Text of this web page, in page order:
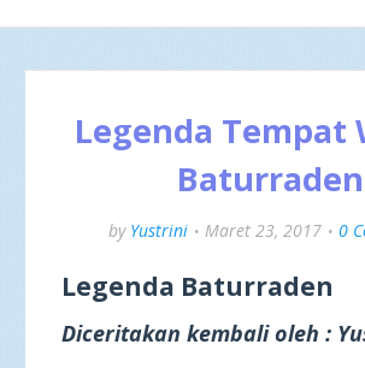
Legenda Tempat
Baturraden
by Yustrini Maret 23, 2017 0
Legenda Baturraden
Diceritakan kembali oleh :